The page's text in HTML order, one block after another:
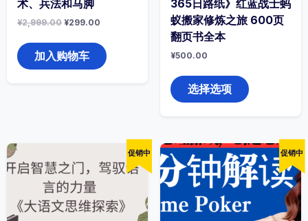
术、兵法和马脚
¥2,999.00 原
为：
¥2,999.00。
¥299.00
价
格
为：
加入购物车
365日路纸》红蓝战士蚂
蚁搬家修炼之旅 600页
翻页书全本
¥500.00
选择选项
产
品
变
体。
可
在
产
品
促销中 促销中